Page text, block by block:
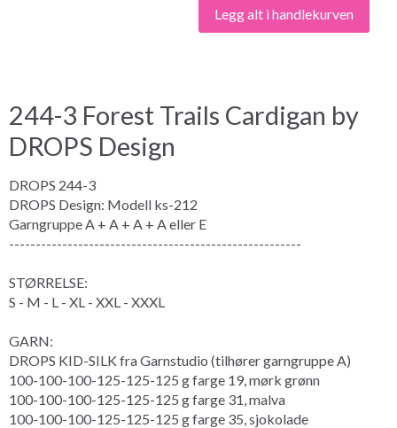
Legg alt i handlekurven
244-3 Forest Trails Cardigan by
DROPS Design
DROPS 244-3
DROPS Design: Modell ks-212
Garngruppe A + A + A + A eller E
-------------------------------------------------------
STØRRELSE:
S - M - L - XL - XXL - XXXL
GARN:
DROPS KID-SILK fra Garnstudio (tilhører garngruppe A)
100-100-100-125-125-125 g farge 19, mørk grønn
100-100-100-125-125-125 g farge 31, malva
100-100-100-125-125-125 g farge 35, sjokolade